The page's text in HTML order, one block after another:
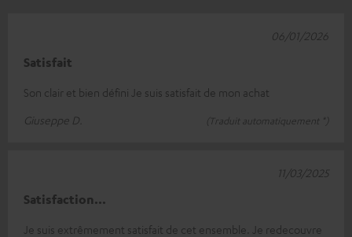
Satisfait
Son clair et bien défini Je suis satisfait de mon achat
Giuseppe D.
(Traduit automatiquement *)
06/01/2026
Satisfaction...
Je suis extrêmement satisfait de cet ensemble. Je redecouvre
11/03/2025